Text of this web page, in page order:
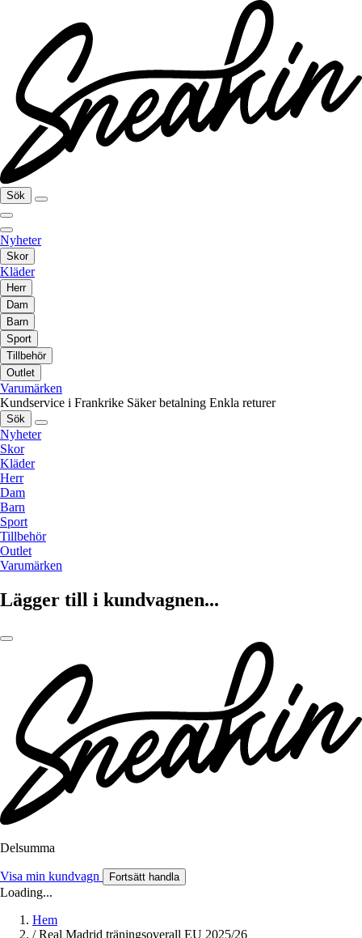
Sök
Nyheter
Skor
Kläder
Herr
Dam
Barn
Sport
Tillbehör
Outlet
Varumärken
Kundservice i Frankrike Säker betalning Enkla returer
Sök
Nyheter
Skor
Kläder
Herr
Dam
Barn
Sport
Tillbehör
Outlet
Varumärken
Lägger till i kundvagnen...
Delsumma
Visa min kundvagn Fortsätt handla
Loading...
Hem
/ Real Madrid träningsoverall EU 2025/26